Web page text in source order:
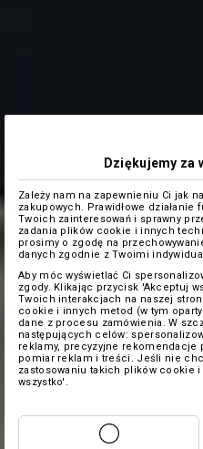
Dziękujemy za
Zależy nam na zapewnieniu Ci jak
zakupowych. Prawidłowe
Twoich zainteresowań i sprawny
zadania plików cookie i innych
prosimy o zgodę na
danych zgodnie z Twoimi
Aby móc wyświetlać Ci
zgody. Klikając przycisk 'Akceptuj
Twoich interakcjach na naszej
cookie i innych metod (w tym
dane z procesu zamówienia. W
następujących celów:
reklamy, precyzyjne rekomendacje
pomiar reklam i treści. Jeśli nie
zastosowaniu takich plików cookie
wszystko'.